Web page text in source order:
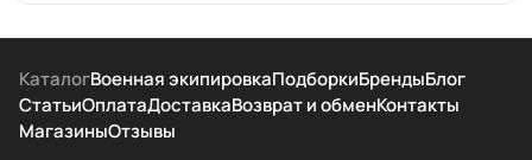
КаталогВоенная экипировкаПодборкиБрендыБлог
СтатьиОплатаДоставкаВозврат и обменКонтакты
МагазиныОтзывы